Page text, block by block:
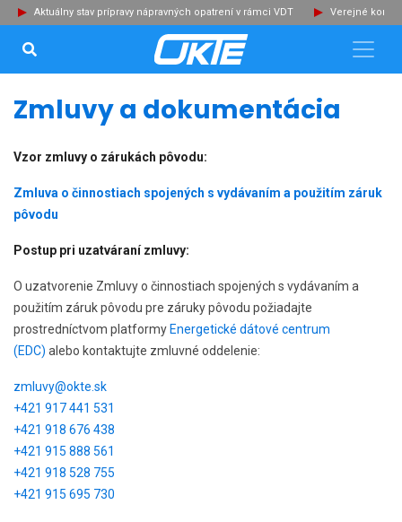
Aktuálny stav prípravy nápravných opatrení v rámci VDT Verejné
Zmluvy a dokumentácia
Vzor zmluvy o zárukách pôvodu:
Zmluva o činnostiach spojených s vydávaním a použitím záruk
pôvodu
Postup pri uzatváraní zmluvy:
O uzatvorenie Zmluvy o činnostiach spojených s vydávaním a
použitím záruk pôvodu pre záruky pôvodu požiadajte
prostredníctvom platformy Energetické dátové centrum
(EDC) alebo kontaktujte zmluvné oddelenie:
zmluvy@okte.sk
+421 917 441 531
+421 918 676 438
+421 915 888 561
+421 918 528 755
+421 915 695 730